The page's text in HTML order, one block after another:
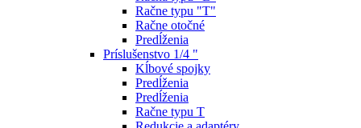
Račne typu "T"
Račne otočné
Predĺženia
Príslušenstvo 1/4 "
Kĺbové spojky
Predĺženia
Predĺženia
Račne typu T